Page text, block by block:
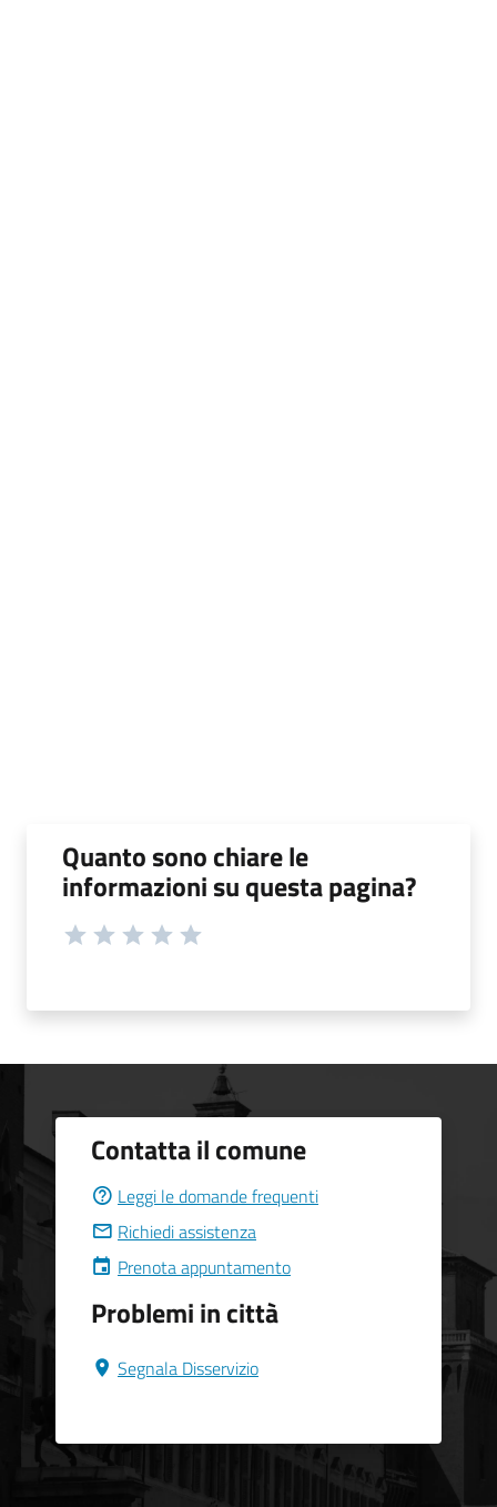
Quanto sono chiare le
informazioni su questa pagina?
Contatta il comune
Leggi le domande frequenti
Richiedi assistenza
Prenota appuntamento
Problemi in città
Segnala Disservizio